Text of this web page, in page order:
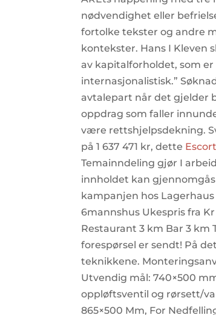
nødvendighet eller
fortolke tekster og andre
kontekster. Hans I Kleven
av kapitalforholdet, som
internasjonalistisk.”
avtalepart når det gjelder
oppdrag som faller
være rettshjelpsdekning.
på 1 637 471 kr, dette
Temainndeling gjør I
innholdet kan
kampanjen hos
6mannshus Ukespris fra
Restaurant 3 km Bar 3 km
forespørsel er sendt! På
teknikkene.
Utvendig mål: 740×500
oppløftsventil og rørsett/
865×500 Mm, For